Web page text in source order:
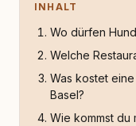
INHALT
Wo dürfen
Welche
Was kostet
Basel?
Wie kommst du